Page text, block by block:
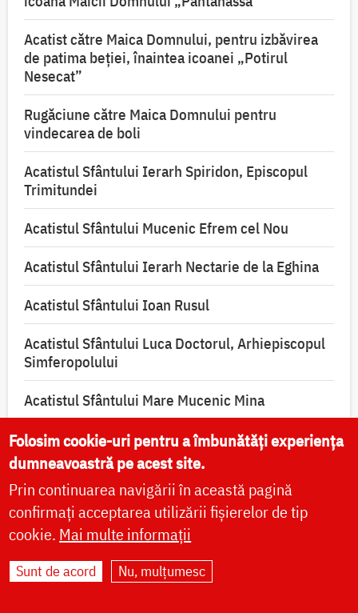
Acatist către Maica Domnului, pentru izbăvirea
de patima beției, înaintea icoanei „Potirul
Nesecat”
Rugăciune către Maica Domnului pentru
vindecarea de boli
Acatistul Sfântului Ierarh Spiridon, Episcopul
Trimitundei
Acatistul Sfântului Mucenic Efrem cel Nou
Acatistul Sfântului Ierarh Nectarie de la Eghina
Acatistul Sfântului Ioan Rusul
Acatistul Sfântului Luca Doctorul, Arhiepiscopul
Simferopolului
Acatistul Sfântului Mare Mucenic Mina
Acatistul Sfântului Sfințit Mucenic Ciprian,
izbăvitorul de vrăji, blesteme și de toată lucrarea
diavolească
Folosim cookie-uri pentru a îmbunătăți experiența
dumneavoastră pe acest site.
Prin continuarea navigării în această pagină
confirmați acceptarea utilizării fișierelor de tip
cookie. Mai multe informații
Sunt de acord Nu, mulțumesc